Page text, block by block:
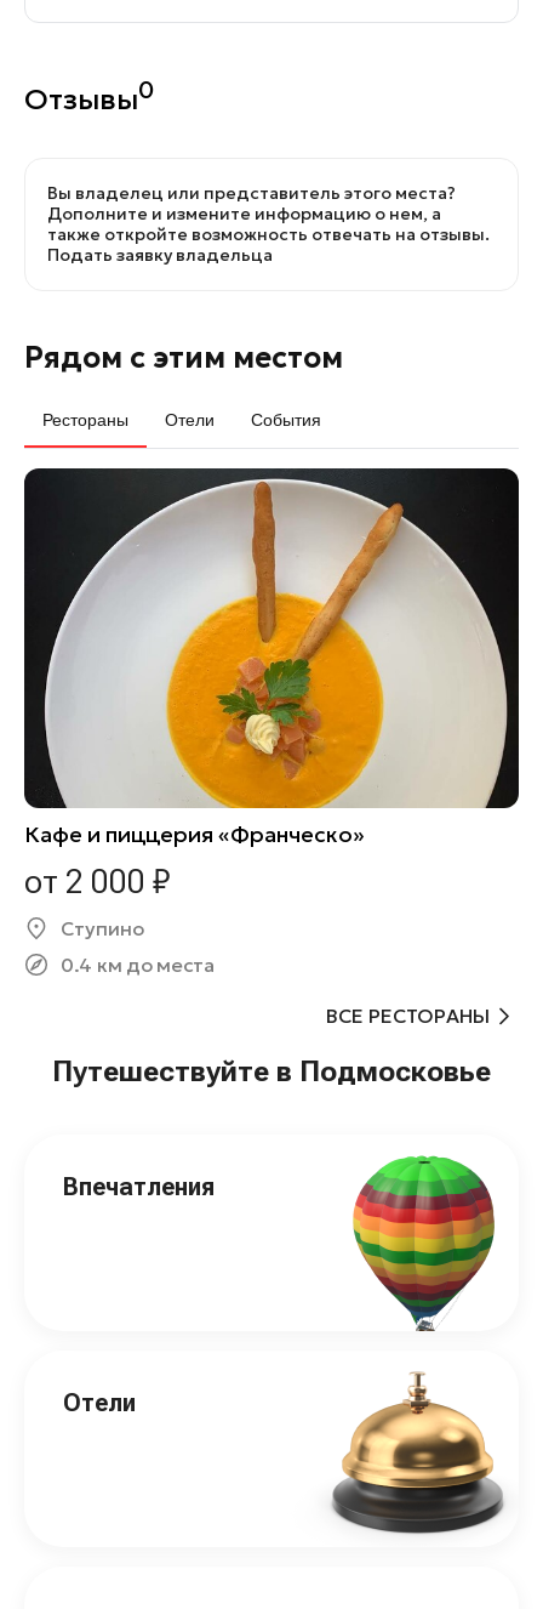
Отзывы0
Вы владелец или представитель этого места?
Дополните и измените информацию о нем, а
также откройте возможность отвечать на отзывы.
Подать заявку владельца
Рядом с этим местом
Рестораны Отели События
Кафе и пиццерия «Франческо»
от 2 000 ₽
Ступино
0.4 км до места
ВСЕ РЕСТОРАНЫ
Путешествуйте в Подмосковье
Впечатления
Отели